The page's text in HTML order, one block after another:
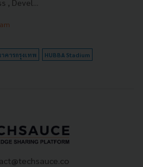
, Devel...
คารกรุงเทพ HUBBA Stadium